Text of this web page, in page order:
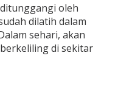
oleh
dilatih dalam
sehari, akan
di sekitar